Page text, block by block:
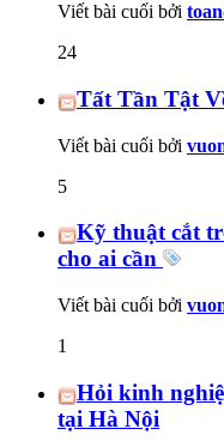
Viết bài cuối bởi
24
Tất Tần Tật
Viết bài cuối bởi
5
Kỹ thuật cắt
cho ai cần
Viết bài cuối bởi
1
Hỏi kinh
tại Hà Nội